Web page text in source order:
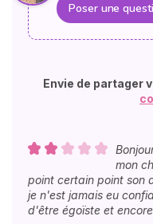
Poser une
Envie de partager
mon
point certain point son
je n'est jamais eu
d'être égoïste et